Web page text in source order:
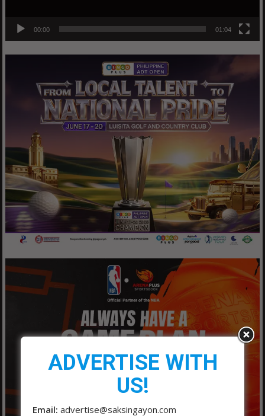
00:00 01:04
ADVERTISE WITH
US!
Email: advertise@saksingayon.com